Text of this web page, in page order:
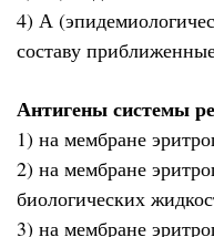
4) А
составу
Антигены системы
1) на мембране
2) на мембране
биологических
3) на мембране